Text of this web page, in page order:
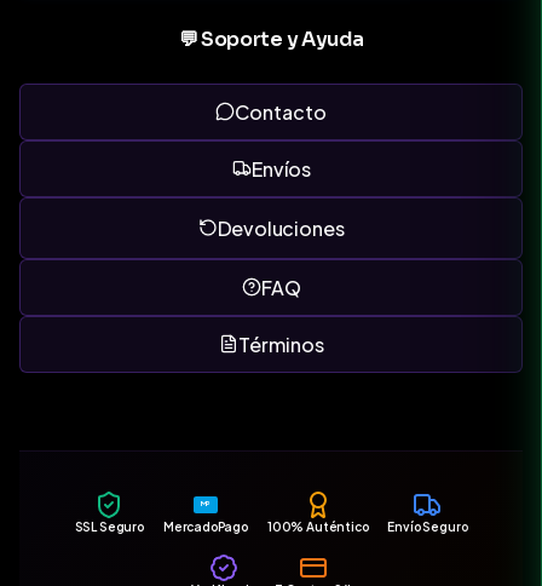
💬 Soporte y Ayuda
Contacto
Envíos
Devoluciones
FAQ
Términos
SSL Seguro
MP
MercadoPago 100% Auténtico Envío Seguro